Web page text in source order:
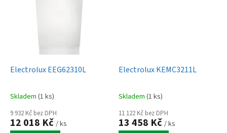
Electrolux EEG62310L
Skladem (1 ks)
9 932 Kč bez DPH
12 018 Kč / ks
Electrolux KEMC3211L
Skladem (1 ks)
11 122 Kč bez DPH
13 458 Kč / ks